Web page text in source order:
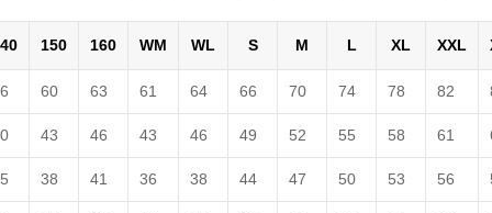
150 160 WM WL S M L XL XXL
60 63 61 64 66 70 74 78 82
43 46 43 46 49 52 55 58 61
38 41 36 38 44 47 50 53 56